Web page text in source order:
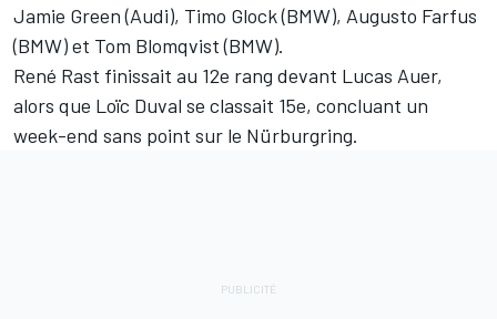
Jamie Green (Audi), Timo Glock (BMW), Augusto Farfus
(BMW) et Tom Blomqvist (BMW).
René Rast finissait au 12e rang devant Lucas Auer,
alors que Loïc Duval se classait 15e, concluant un
week-end sans point sur le Nürburgring.